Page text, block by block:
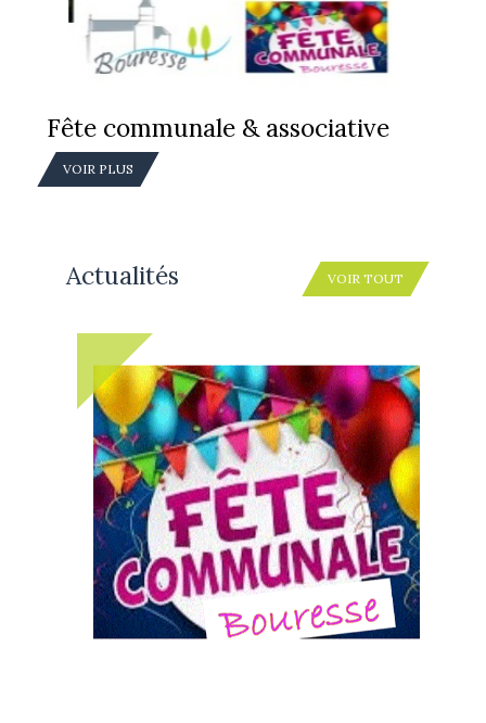
Fête communale & associative
VOIR PLUS
Actualités VOIR TOUT